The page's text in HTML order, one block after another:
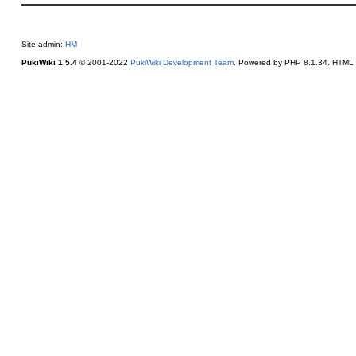
Site admin: HM
PukiWiki 1.5.4© 2001-2022 PukiWiki Development Team. Powered by PHP 8.1.34.